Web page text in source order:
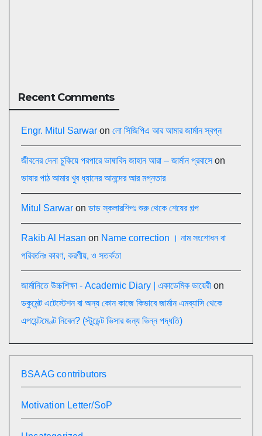
Recent Comments
Engr. Mitul Sarwar on লো সিজিপিএ আর আমার জার্মান স্বপ্ন
জীবনের দেনা চুকিয়ে পরপারে ভাষাবিদ জাহান আরা – জার্মান প্রবাসেon
ভাষার পাঠ আমার খুব ধ্যানের আনন্দের আর মগ্নতার
Mitul Sarwar on ডাড স্কলারশিপঃ শুরু থেকে শেষের গল্প
Rakib Al Hasan on Name correction । নাম সংশোধন বা
পরিবর্তনঃ কারণ, করণীয়, ও সতর্কতা
জার্মানিতে উচ্চশিক্ষা - Academic Diary | একাডেমিক ডায়েরী on
ডকুমেন্ট এটেস্টেশন বা অন্য কোন কাজে কিভাবে জার্মান এমব্যাসি থেকে
এপয়েন্টমেণ্ট নিবেন? (স্টুডেন্ট ভিসার জন্য ভিন্ন পদ্ধতি)
BSAAG contributors
Motivation Letter/SoP